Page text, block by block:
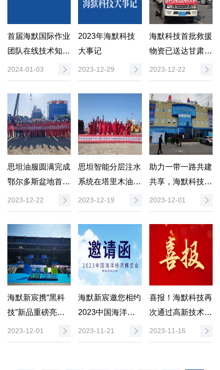
首届海默国际作业
团队在线技术知识
竞赛圆满结束
2024-01-03
2023年海默科技
大事记
2023-12-29
海默科技首批救援
物资已送达甘肃临
夏地震灾区
2023-12-22
思坦油服圆满完成
鄂尔多斯盆地首口
二氧化碳泡沫压裂
水平井量子点产液
剖面测试
2023-12-22
思坦智能分层注水
系统在塔里木油田
5010.8米深井顺利
运行
2023-12-19
助力一带一路共建
共享，海默科技精
彩亮相中亚四大行
业展
2023-12-01
海默新宸携“黑科
技”新品重磅亮相
2023中国海洋经
济博览会
2023-12-01
海默新宸邀您相约
2023中国海洋经
济博览会
2023-11-21
喜报！海默科技再
次通过高新技术企
业认定
2023-11-16